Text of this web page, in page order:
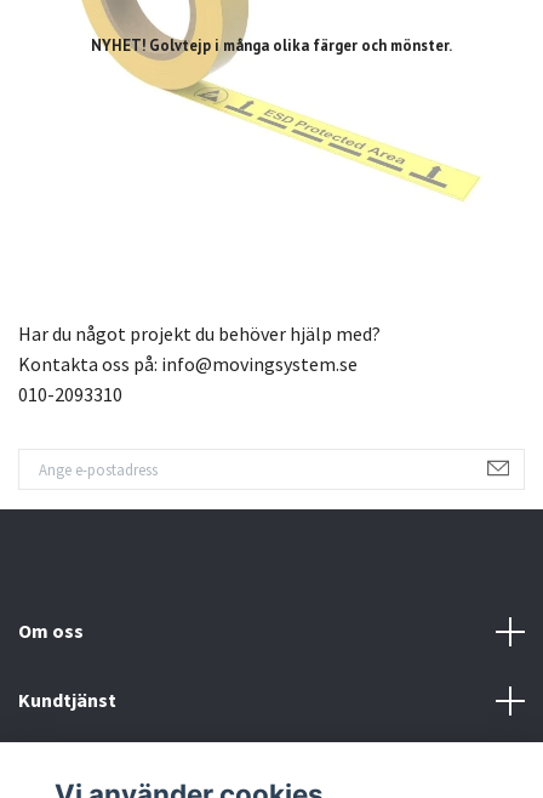
NYHET! Golvtejp i många olika färger och mönster.
Har du något projekt du behöver hjälp med?
Kontakta oss på: info@movingsystem.se
010-2093310
Om oss
Kundtjänst